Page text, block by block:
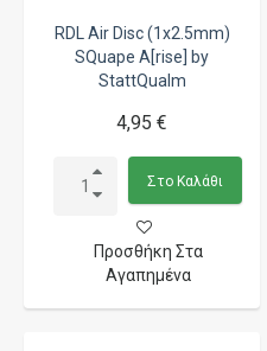
RDL Air Disc (1x2.5mm)
SQuape A[rise] by
StattQualm
4,95 €
Στο Καλάθι
Προσθήκη Στα
Αγαπημένα